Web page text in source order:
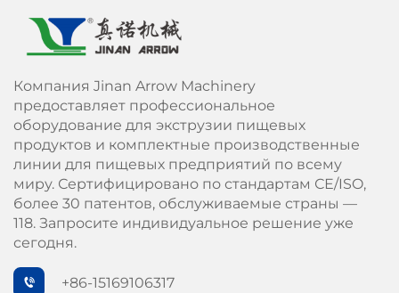
Компания Jinan Arrow Machinery
предоставляет профессиональное
оборудование для экструзии пищевых
продуктов и комплектные производственные
линии для пищевых предприятий по всему
миру. Сертифицировано по стандартам СЕ/ISO,
более 30 патентов, обслуживаемые страны —
118. Запросите индивидуальное решение уже
сегодня.
+86-15169106317